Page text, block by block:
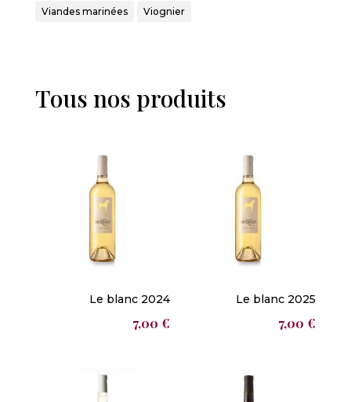
Viandes marinées Viognier
Tous nos produits
Le blanc 2024
7,00 €
Le blanc 2025
7,00 €